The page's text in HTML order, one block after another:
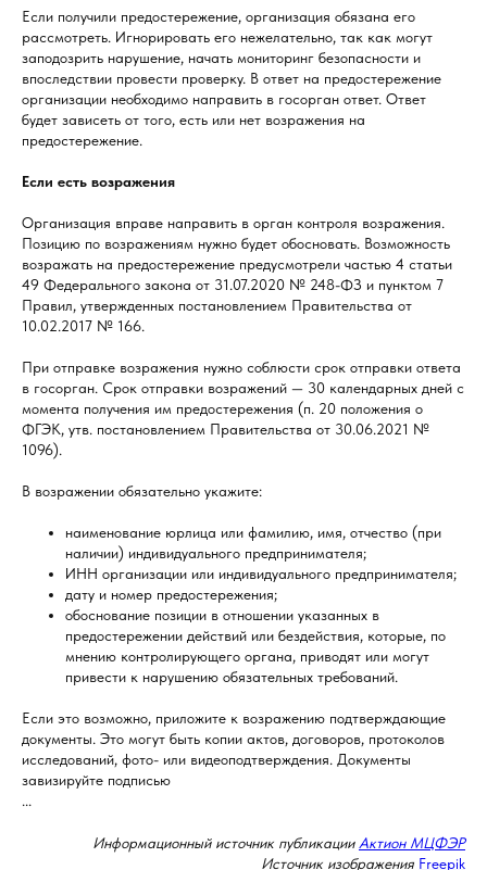
Если получили предостережение, организация обязана его
рассмотреть. Игнорировать его нежелательно, так как могут
заподозрить нарушение, начать мониторинг безопасности и
впоследствии провести проверку. В ответ на предостережение
организации необходимо направить в госорган ответ. Ответ
будет зависеть от того, есть или нет возражения на
предостережение.
Если есть возражения
Организация вправе направить в орган контроля возражения.
Позицию по возражениям нужно будет обосновать. Возможность
возражать на предостережение предусмотрели частью 4 статьи
49 Федерального закона от 31.07.2020 № 248-ФЗ и пунктом 7
Правил, утвержденных постановлением Правительства от
10.02.2017 № 166.
При отправке возражения нужно соблюсти срок отправки ответа
в госорган. Срок отправки возражений — 30 календарных дней с
момента получения им предостережения (п. 20 положения о
ФГЭК, утв. постановлением Правительства от 30.06.2021 №
1096).
В возражении обязательно укажите:
наименование юрлица или фамилию, имя, отчество (при
наличии) индивидуального предпринимателя;
ИНН организации или индивидуального предпринимателя;
дату и номер предостережения;
обоснование позиции в отношении указанных в
предостережении действий или бездействия, которые, по
мнению контролирующего органа, приводят или могут
привести к нарушению обязательных требований.
Если это возможно, приложите к возражению подтверждающие
документы. Это могут быть копии актов, договоров, протоколов
исследований, фото- или видеоподтверждения. Документы
завизируйте подписью
...
Информационный источник публикацииАктион МЦФЭР
Источник изображения Freepik